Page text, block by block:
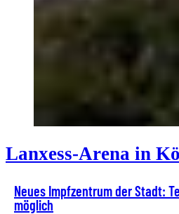
Lanxess-Arena in
Neues Impfzentrum der Stadt:
möglich